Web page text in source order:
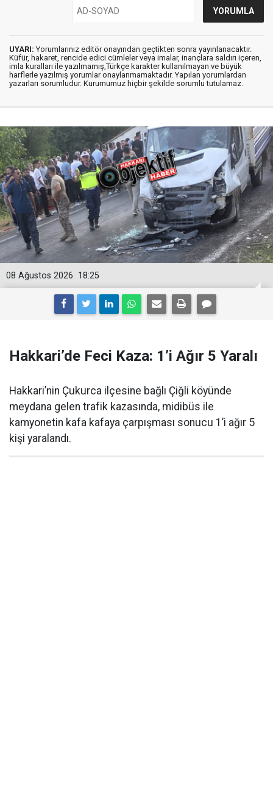
UYARI: Yorumlarınız editör onayından geçtikten sonra yayınlanacaktır.
Küfür, hakaret, rencide edici cümleler veya imalar, inançlara saldırı içeren,
imla kuralları ile yazılmamış,Türkçe karakter kullanılmayan ve büyük
harflerle yazılmış yorumlar onaylanmamaktadır. Yapılan yorumlardan
yazarları sorumludur. Kurumumuz hiçbir şekilde sorumlu tutulamaz.
18:25
08 Ağustos 2026
Hakkari’de Feci Kaza: 1’i Ağır 5 Yaralı
Hakkari’nin Çukurca ilçesine bağlı Çiğli köyünde
meydana gelen trafik kazasında, midibüs ile
kamyonetin kafa kafaya çarpışması sonucu 1’i ağır 5
kişi yaralandı.